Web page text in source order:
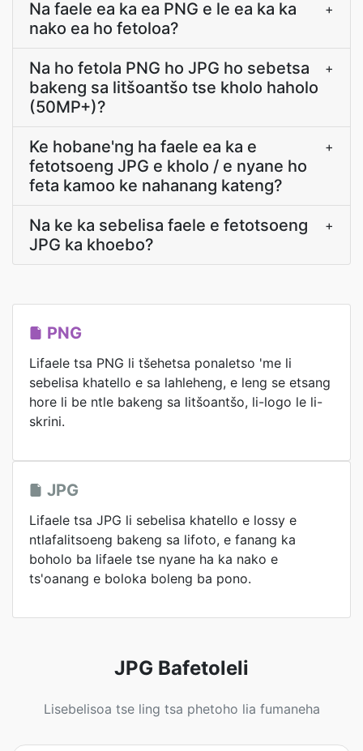
Na faele ea ka ea PNG e le ea ka ka
nako ea ho fetoloa?
+
Na ho fetola PNG ho JPG ho sebetsa
bakeng sa litšoantšo tse kholo haholo
(50MP+)?
+
Ke hobane'ng ha faele ea ka e
fetotsoeng JPG e kholo / e nyane ho
feta kamoo ke nahanang kateng?
+
Na ke ka sebelisa faele e fetotsoeng
JPG ka khoebo?
+
PNG
Lifaele tsa PNG li tšehetsa ponaletso 'me li
sebelisa khatello e sa lahleheng, e leng se etsang
hore li be ntle bakeng sa litšoantšo, li-logo le li-
skrini.
JPG
Lifaele tsa JPG li sebelisa khatello e lossy e
ntlafalitsoeng bakeng sa lifoto, e fanang ka
boholo ba lifaele tse nyane ha ka nako e
ts'oanang e boloka boleng ba pono.
JPG Bafetoleli
Lisebelisoa tse ling tsa phetoho lia fumaneha